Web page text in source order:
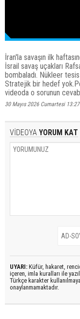
İran'la savaşın ilk
İsrail savaş uçakları
bombaladı. Nükleer
Stratejik bir hedef
videoda o sorunun
30 Mayıs 2026 Cumartesi 13:27
VİDEOYA YORUM KAT
UYARI: Küfür, hakaret,
içeren, imla kuralları ile
Türkçe karakter
onaylanmamaktadır.